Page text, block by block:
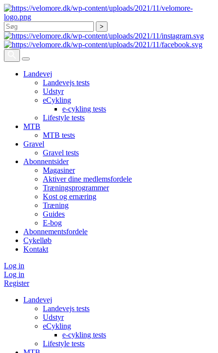
Søg
Landevej
Landevejs tests
Udstyr
eCykling
e-cykling tests
Lifestyle tests
MTB
MTB tests
Gravel
Gravel tests
Abonnentsider
Magasiner
Aktiver dine medlemsfordele
Træningsprogrammer
Kost og ernæring
Træning
Guides
E-bog
Abonnementsfordele
Cykelløb
Kontakt
Log in
Log in
Register
Landevej
Landevejs tests
Udstyr
eCykling
e-cykling tests
Lifestyle tests